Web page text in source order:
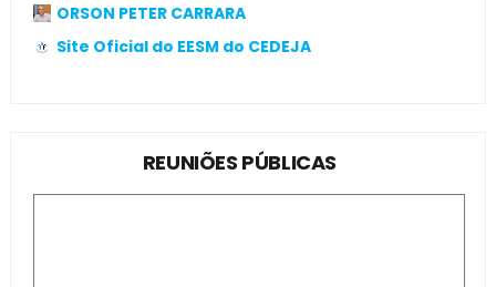
ORSON PETER CARRARA
Site Oficial do EESM do CEDEJA
REUNIÕES PÚBLICAS